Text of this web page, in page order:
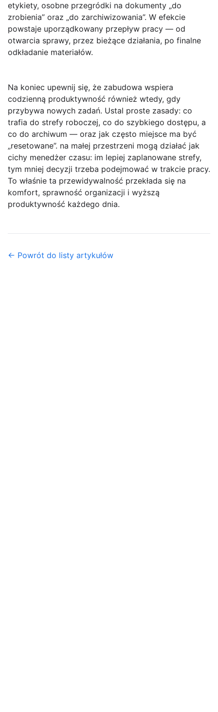
etykiety, osobne przegródki na dokumenty „do
zrobienia” oraz „do zarchiwizowania”. W efekcie
powstaje uporządkowany przepływ pracy — od
otwarcia sprawy, przez bieżące działania, po finalne
odkładanie materiałów.
Na koniec upewnij się, że zabudowa wspiera
codzienną produktywność również wtedy, gdy
przybywa nowych zadań. Ustal proste zasady: co
trafia do strefy roboczej, co do szybkiego dostępu, a
co do archiwum — oraz jak często miejsce ma być
„resetowane”. na małej przestrzeni mogą działać jak
cichy menedżer czasu: im lepiej zaplanowane strefy,
tym mniej decyzji trzeba podejmować w trakcie pracy.
To właśnie ta przewidywalność przekłada się na
komfort, sprawność organizacji i wyższą
produktywność każdego dnia.
← Powrót do listy artykułów